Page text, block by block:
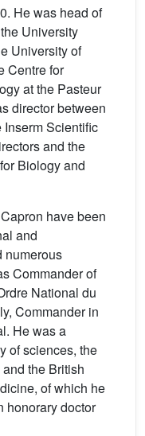
He was head of
University
University of
Centre for
at the Pasteur
director between
Scientific
and the
Biology and
have been
and
numerous
Commander of
National du
Commander in
He was a
of sciences, the
the British
of which he
honorary doctor